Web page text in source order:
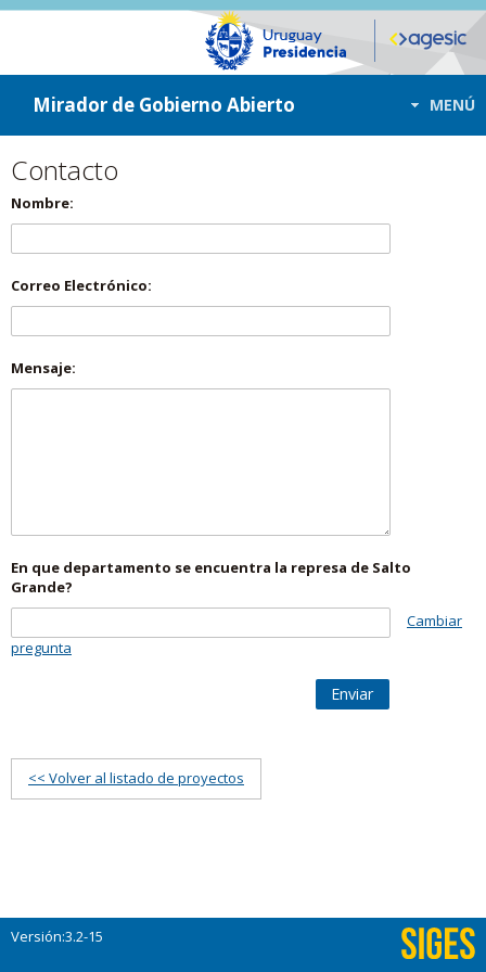
ir a contenido
ir al menú
Mirador de Gobierno Abierto MENÚ
Contacto
Nombre:
Correo Electrónico:
Mensaje:
En que departamento se encuentra la represa de Salto
Grande?
Cambiar
pregunta
Enviar
<< Volver al listado de proyectos
Versión:3.2-15